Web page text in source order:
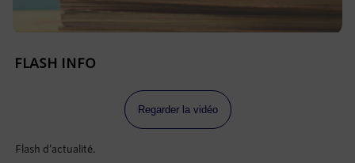
FLASH INFO
Regarder la vidéo
Flash d'actualité.